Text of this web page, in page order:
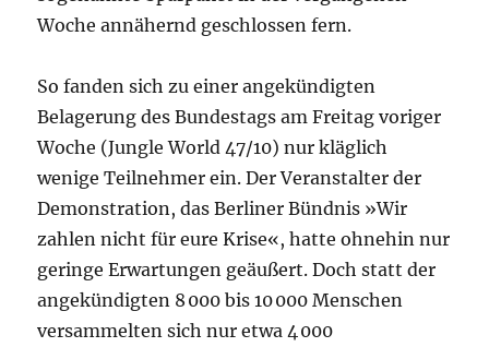
Woche annähernd geschlossen fern.
So fanden sich zu einer angekündigten
Belagerung des Bundestags am Freitag voriger
Woche (Jungle World 47/10) nur kläglich
wenige Teilnehmer ein. Der Veranstalter der
Demonstration, das Berliner Bündnis »Wir
zahlen nicht für eure Krise«, hatte ohnehin nur
geringe Erwartungen geäußert. Doch statt der
angekündigten 8 000 bis 10 000 Menschen
versammelten sich nur etwa 4 000